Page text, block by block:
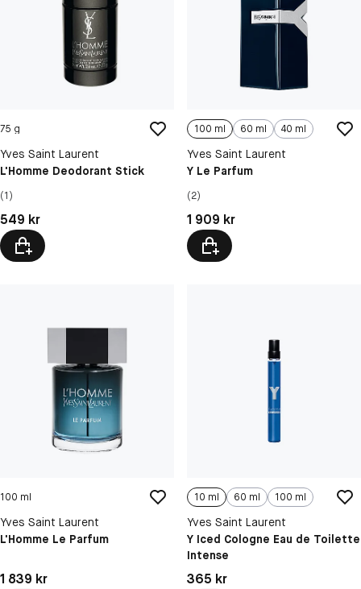
75 g
Yves Saint Laurent
L'Homme Deodorant Stick
(1)
Pris: 549 kr
549 kr
100 ml 60 ml 40 ml
Yves Saint Laurent
Y Le Parfum
(2)
Pris: 1 909 kr
1 909 kr
100 ml
Yves Saint Laurent
L'Homme Le Parfum
Pris: 1 839 kr
1 839 kr
10 ml 60 ml 100 ml
Yves Saint Laurent
Y Iced Cologne Eau de Toilette
Intense
Pris: 365 kr
365 kr